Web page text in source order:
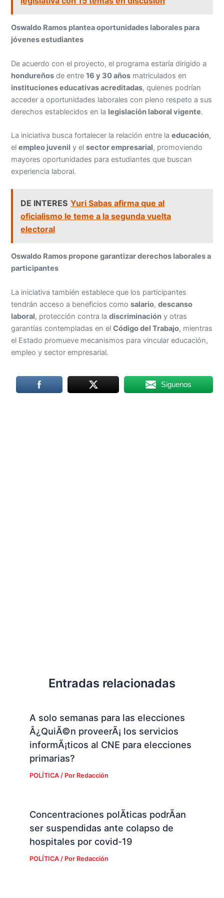
Oswaldo Ramos plantea oportunidades laborales para
jóvenes estudiantes
De acuerdo con el proyecto, el programa estaría dirigido a
hondureños de entre16 y 30 años matriculados en
instituciones educativas acreditadas, quienes podrían
acceder a oportunidades laborales con pleno respeto a sus
derechos establecidos en la legislación laboral vigente.
La iniciativa busca fortalecer la relación entre laeducación,
elempleo juvenil y elsector empresarial, promoviendo
mayores oportunidades para estudiantes que buscan
experiencia laboral.
DE INTERES Yuri Sabas afirma que al
oficialismo le teme a la segunda vuelta
electoral
Oswaldo Ramos propone garantizar derechos laborales a
participantes
La iniciativa también establece que los participantes
tendrán acceso a beneficios comosalario,descanso
laboral, protección contra ladiscriminación y otras
garantías contempladas en elCódigo del Trabajo, mientras
el Estado promueve mecanismos para vincular educación,
empleo y sector empresarial.
Siguenos
Entradas relacionadas
A solo semanas para las elecciones
Â¿QuiÃ©n proveerÃ¡ los servicios
informÃ¡ticos al CNE para elecciones
primarias?
POLÍTICA/ Por Redacción
Concentraciones polÃ­ticas podrÃ­an
ser suspendidas ante colapso de
hospitales por covid-19
POLÍTICA/ Por Redacción